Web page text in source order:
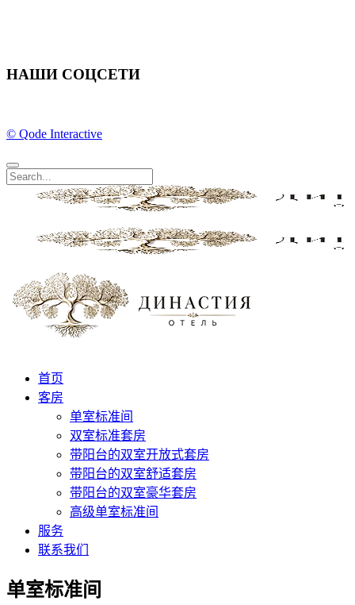
НАШИ СОЦСЕТИ
© Qode Interactive
首页
客房
单室标准间
双室标准套房
带阳台的双室开放式套房
带阳台的双室舒适套房
带阳台的双室豪华套房
高级单室标准间
服务
联系我们
单室标准间